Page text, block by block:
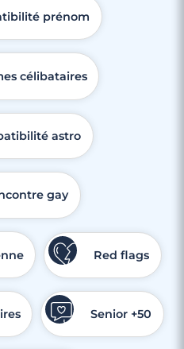
prénom
célibataires
astro
gay
Red flags
Senior +50